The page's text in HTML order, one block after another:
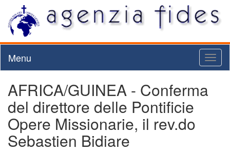
Menu
AFRICA/GUINEA - Conferma
del direttore delle Pontificie
Opere Missionarie, il rev.do
Sebastien Bidiare